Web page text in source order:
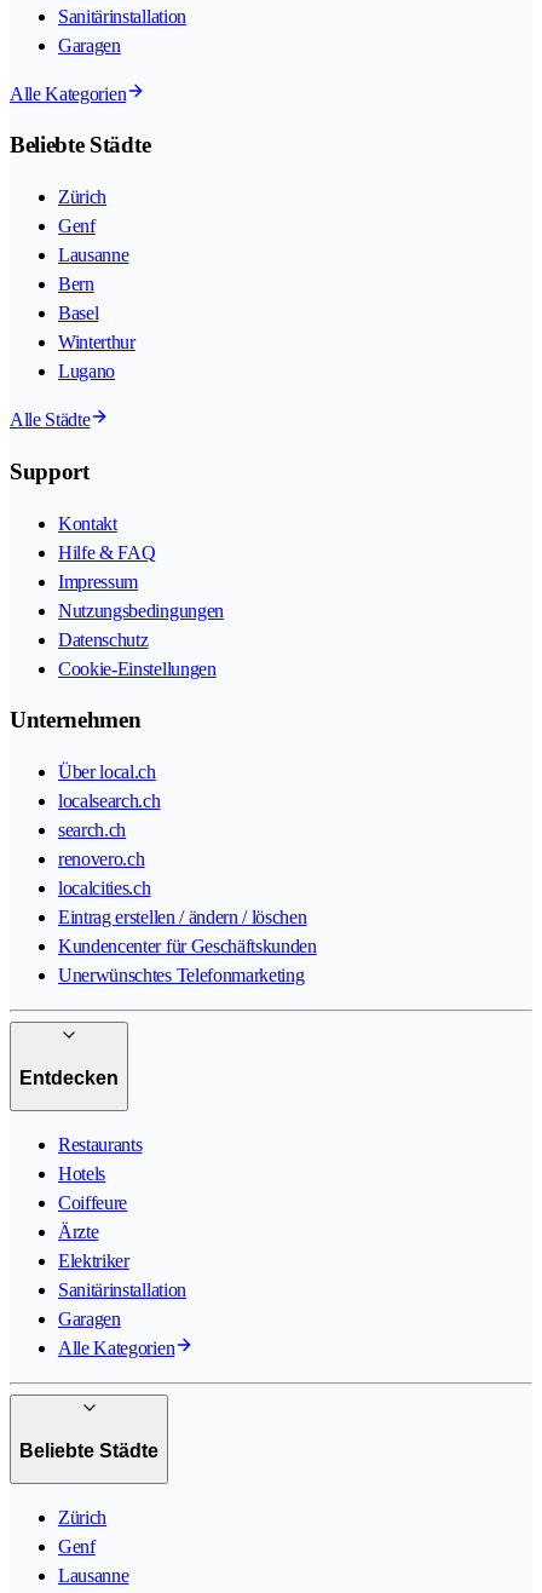
Sanitärinstallation
Garagen
Alle Kategorien
Beliebte Städte
Zürich
Genf
Lausanne
Bern
Basel
Winterthur
Lugano
Alle Städte
Support
Kontakt
Hilfe & FAQ
Impressum
Nutzungsbedingungen
Datenschutz
Cookie-Einstellungen
Unternehmen
Über local.ch
localsearch.ch
search.ch
renovero.ch
localcities.ch
Eintrag erstellen / ändern / löschen
Kundencenter für Geschäftskunden
Unerwünschtes Telefonmarketing
Entdecken
Restaurants
Hotels
Coiffeure
Ärzte
Elektriker
Sanitärinstallation
Garagen
Alle Kategorien
Beliebte Städte
Zürich
Genf
Lausanne